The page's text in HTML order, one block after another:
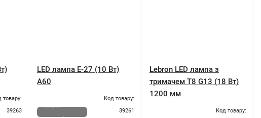
товару:
39263
LED лампа E-27 (10 Вт)
A60
Немає в
Код товару:
39261
Lebron LED лампа з
тримачем Т8 G13 (18 Вт)
1200 мм
Код товару: